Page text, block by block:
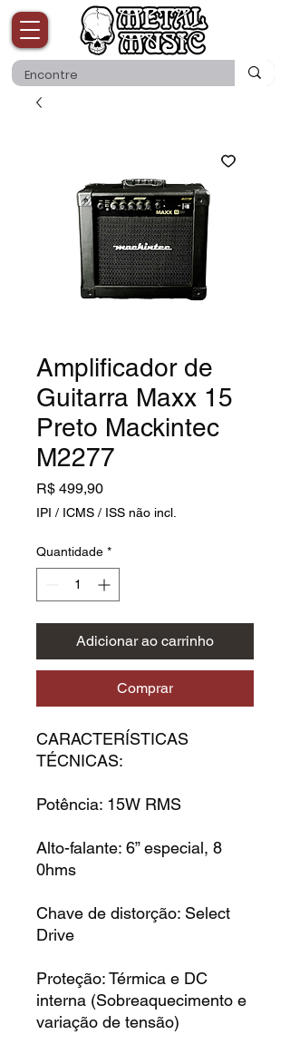
Amplificador de
Guitarra Maxx 15
Preto Mackintec
M2277
R$ 499,90Preço
IPI / ICMS / ISS não incl.
Quantidade *
Adicionar ao carrinho
Comprar
CARACTERÍSTICAS
TÉCNICAS:
Potência: 15W RMS
Alto-falante: 6” especial, 8
0hms
Chave de distorção: Select
Drive
Proteção: Térmica e DC
interna (Sobreaquecimento e
variação de tensão)